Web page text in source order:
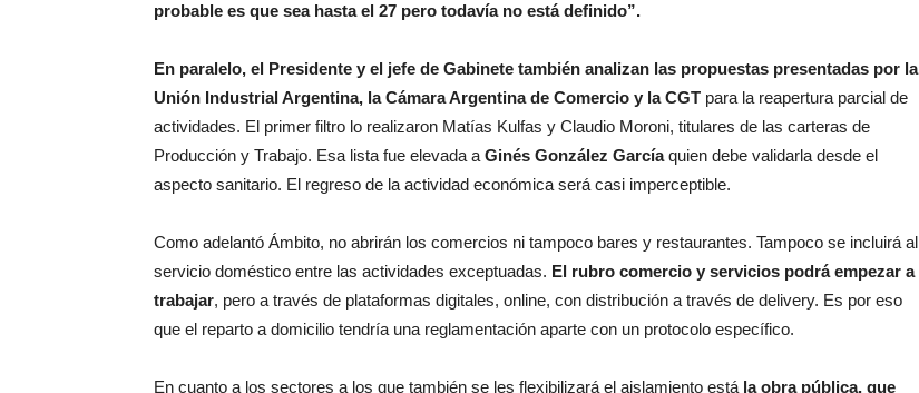
probable es que sea hasta el 27 pero todavía no está definido”.
En paralelo, el Presidente y el jefe de Gabinete también analizan las propuestas presentadas por la
Unión Industrial Argentina, la Cámara Argentina de Comercio y la CGT para la reapertura parcial de
actividades. El primer filtro lo realizaron Matías Kulfas y Claudio Moroni, titulares de las carteras de
Producción y Trabajo. Esa lista fue elevada a Ginés González Garcíaquien debe validarla desde el
aspecto sanitario. El regreso de la actividad económica será casi imperceptible.
Como adelantó Ámbito, no abrirán los comercios ni tampoco bares y restaurantes. Tampoco se incluirá al
servicio doméstico entre las actividades exceptuadas. El rubro comercio y servicios podrá empezar a
trabajar, pero a través de plataformas digitales, online, con distribución a través de delivery. Es por eso
que el reparto a domicilio tendría una reglamentación aparte con un protocolo específico.
En cuanto a los sectores a los que también se les flexibilizará el aislamiento está la obra pública, que